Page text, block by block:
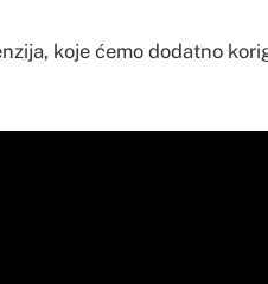
koje ćemo dodatno